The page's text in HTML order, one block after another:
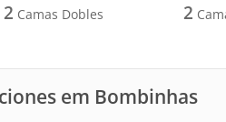
2 Camas Dobles 2
em Bombinhas